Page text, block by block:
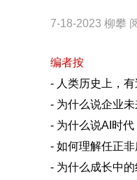
7-18-2023 柳攀
编者按
- 人类历史上，
- 为什么说企业
- 为什么说AI时
- 如何理解任正非
- 为什么成长中的